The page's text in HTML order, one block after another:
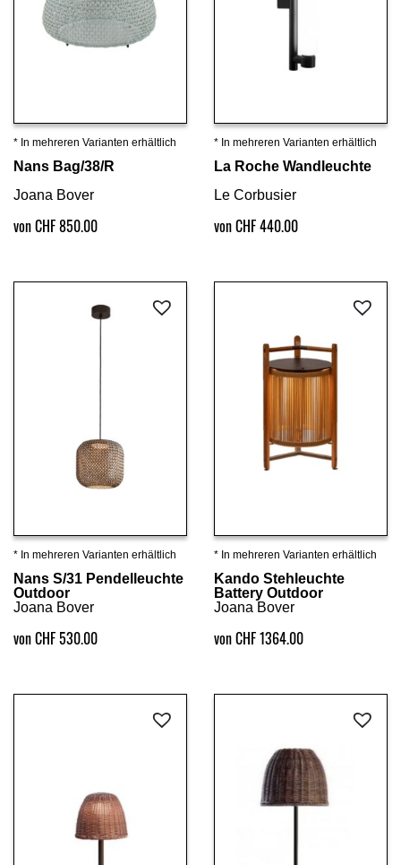
Details ansehen
* In mehreren Varianten erhältlich
Nans Bag/38/R
Joana Bover
von CHF 850.00
Details ansehen
* In mehreren Varianten erhältlich
La Roche Wandleuchte
Le Corbusier
von CHF 440.00
Details ansehen
* In mehreren Varianten erhältlich
Nans S/31 Pendelleuchte
Outdoor
Joana Bover
von CHF 530.00
Details ansehen
* In mehreren Varianten erhältlich
Kando Stehleuchte
Battery Outdoor
Joana Bover
von CHF 1364.00